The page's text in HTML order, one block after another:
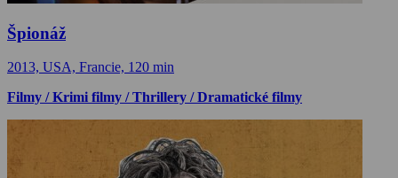
Špionáž
2013, USA, Francie, 120 min
Filmy / Krimi filmy / Thrillery / Dramatické filmy